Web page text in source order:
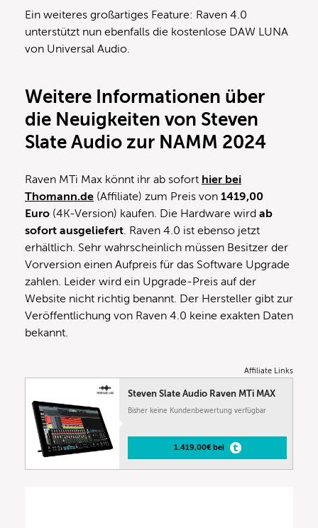
Ein weiteres großartiges Feature: Raven 4.0
unterstützt nun ebenfalls die kostenlose DAW LUNA
von Universal Audio.
Weitere Informationen über
die Neuigkeiten von Steven
Slate Audio zur NAMM 2024
Raven MTi Max könnt ihr ab sofort hier bei
Thomann.de (Affiliate) zum Preis von 1419,00
Euro (4K-Version) kaufen. Die Hardware wird ab
sofort ausgeliefert. Raven 4.0 ist ebenso jetzt
erhältlich. Sehr wahrscheinlich müssen Besitzer der
Vorversion einen Aufpreis für das Software Upgrade
zahlen. Leider wird ein Upgrade-Preis auf der
Website nicht richtig benannt. Der Hersteller gibt zur
Veröffentlichung von Raven 4.0 keine exakten Daten
bekannt.
Affiliate Links
Steven Slate Audio Raven MTi MAX
Bisher keine Kundenbewertung verfügbar
1.419,00€ bei